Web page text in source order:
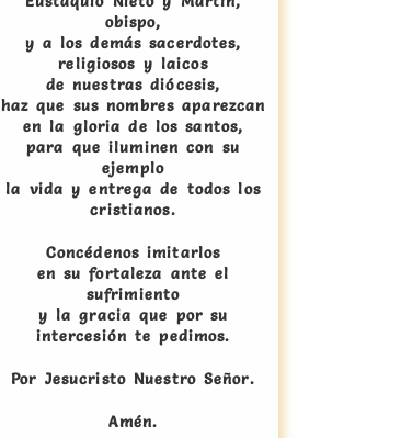
obispo,
y a los demás sacerdotes,
religiosos y laicos
de nuestras diócesis,
haz que sus nombres aparezcan
en la gloria de los santos,
para que iluminen con su
ejemplo
la vida y entrega de todos los
cristianos.
Concédenos imitarlos
en su fortaleza ante el
sufrimiento
y la gracia que por su
intercesión te pedimos.
Por Jesucristo Nuestro Señor.
Amén.